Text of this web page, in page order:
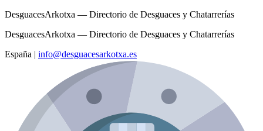
DesguacesArkotxa — Directorio de Desguaces y Chatarrerías
DesguacesArkotxa — Directorio de Desguaces y Chatarrerías
España | info@desguacesarkotxa.es